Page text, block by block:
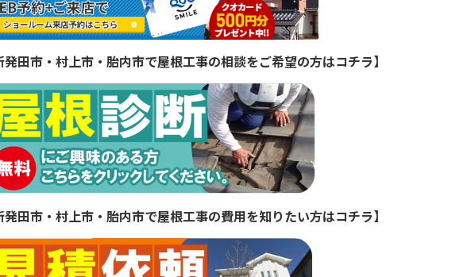
発田市・村上市・胎内市で屋根工事の相談をご希望の方はコチラ】
発田市・村上市・胎内市で屋根工事の費用を知りたい方はコチラ】